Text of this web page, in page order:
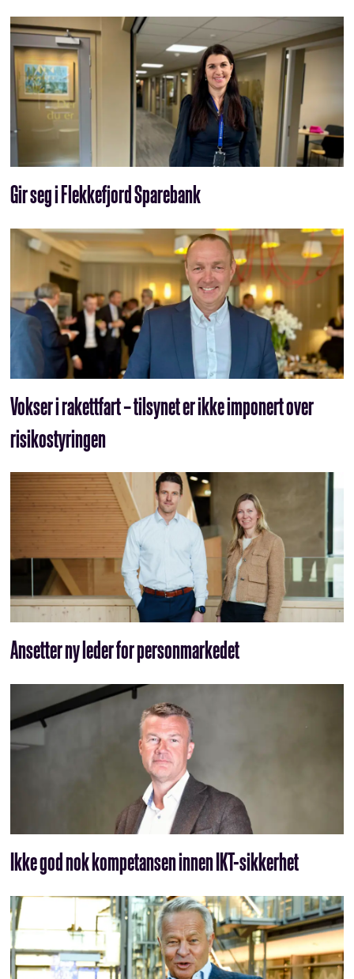
Gir seg i Flekkefjord Sparebank
Vokser i rakettfart – tilsynet er ikke imponert over
risikostyringen
Ansetter ny leder for personmarkedet
Ikke god nok kompetansen innen IKT-sikkerhet